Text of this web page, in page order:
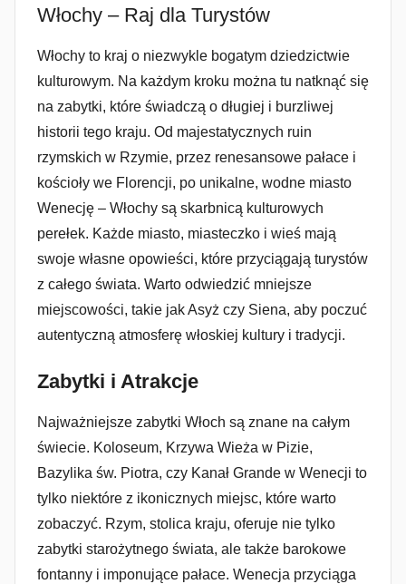
Włochy – Raj dla Turystów
Włochy to kraj o niezwykle bogatym dziedzictwie
kulturowym. Na każdym kroku można tu natknąć się
na zabytki, które świadczą o długiej i burzliwej
historii tego kraju. Od majestatycznych ruin
rzymskich w Rzymie, przez renesansowe pałace i
kościoły we Florencji, po unikalne, wodne miasto
Wenecję – Włochy są skarbnicą kulturowych
perełek. Każde miasto, miasteczko i wieś mają
swoje własne opowieści, które przyciągają turystów
z całego świata. Warto odwiedzić mniejsze
miejscowości, takie jak Asyż czy Siena, aby poczuć
autentyczną atmosferę włoskiej kultury i tradycji.
Zabytki i Atrakcje
Najważniejsze zabytki Włoch są znane na całym
świecie. Koloseum, Krzywa Wieża w Pizie,
Bazylika św. Piotra, czy Kanał Grande w Wenecji to
tylko niektóre z ikonicznych miejsc, które warto
zobaczyć. Rzym, stolica kraju, oferuje nie tylko
zabytki starożytnego świata, ale także barokowe
fontanny i imponujące pałace. Wenecja przyciąga